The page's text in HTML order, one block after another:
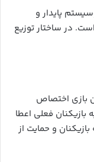
پایدار و
در ساختار توزیع
بازی اختصاص
بازیکنان فعلی اعطا
و حمایت از